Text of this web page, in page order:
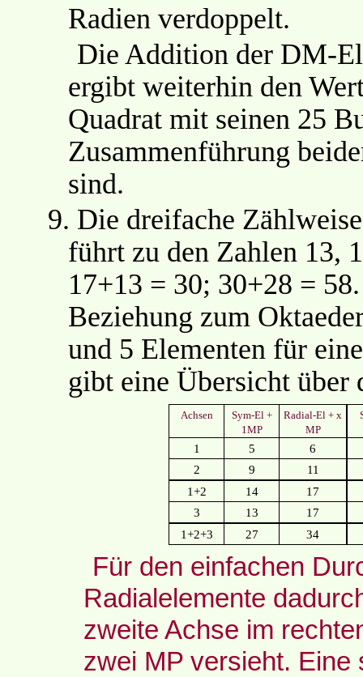
Radien verdoppelt.
Die Addition der DM-
ergibt weiterhin den
Quadrat mit seinen 25
Zusammenführung
sind.
9. Die dreifache
führt zu den Zahlen 13,
17+13 = 30; 30+28 =
Beziehung zum
und 5 Elementen für
gibt eine Übersicht über
Achsen
Sym-El +
1MP
Radial-El + x
MP
1 5
6
2
9
11
1+2
14
17
3
13
17
1+2+3
27 34
Für den einfachen
Radialelemente
zweite Achse im
zwei MP versieht.